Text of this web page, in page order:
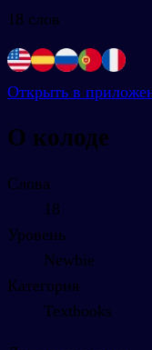
18 слов
Открыть в
О колоде
Слова
18
Уровень
Newbie
Категория
Textbooks